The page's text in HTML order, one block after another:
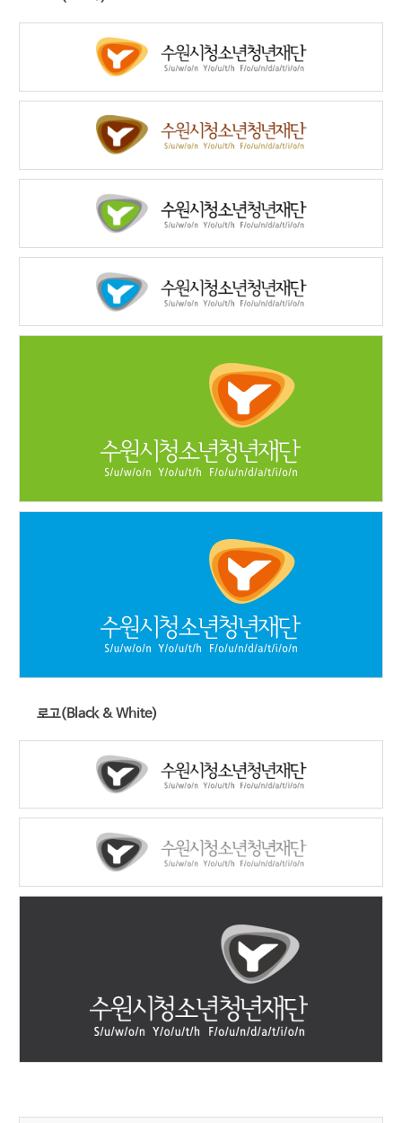
로고(Black & White)